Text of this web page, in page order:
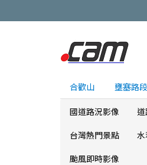
合歡山 壅塞路段
國道路況影像
台灣熱門景點
颱風即時影像